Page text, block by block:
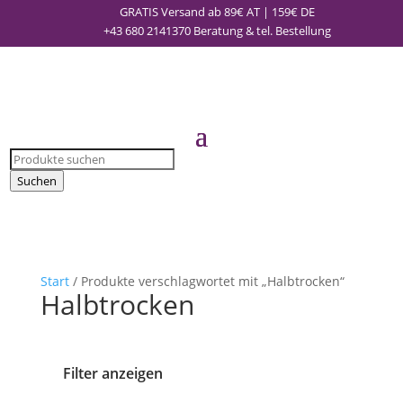
GRATIS Versand ab 89€ AT | 159€ DE
+43 680 2141370 Beratung & tel. Bestellung
Products
search
Suchen
Start/ Produkte verschlagwortet mit „Halbtrocken“
Halbtrocken
Filter anzeigen